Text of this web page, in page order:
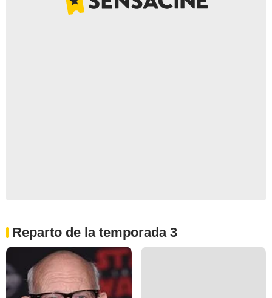
Reparto de la temporada 3